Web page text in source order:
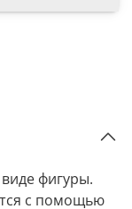
фигуры.
с помощью